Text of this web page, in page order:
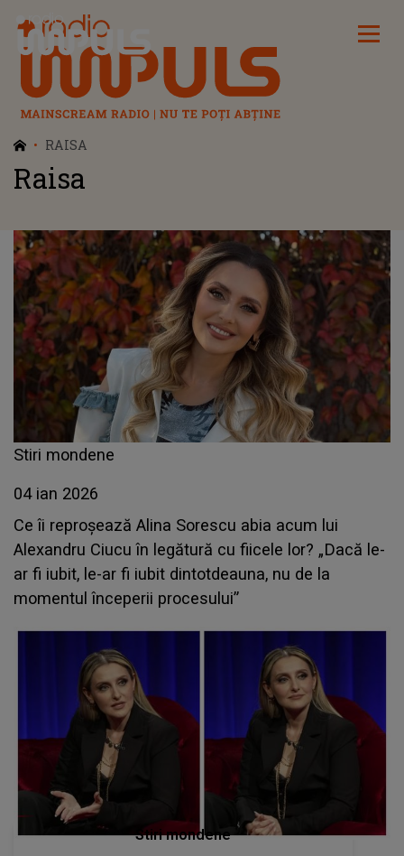
Radio Impuls
RAISA
Raisa
Stiri mondene
04 ian 2026
Ce îi reproșează Alina Sorescu abia acum lui
Alexandru Ciucu în legătură cu fiicele lor? „Dacă le-
ar fi iubit, le-ar fi iubit dintotdeauna, nu de la
momentul începerii procesului”
Stiri mondene